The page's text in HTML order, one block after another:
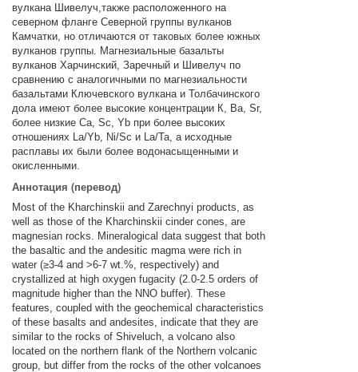
вулкана Шивелуч,также расположенного на
северном фланге Северной группы вулканов
Камчатки, но отличаются от таковых более южных
вулканов группы. Магнезиальные базальты
вулканов Харчинский, Заречный и Шивелуч по
сравнению с аналогичными по магнезиальности
базальтами Ключевского вулкана и Толбачинского
дола имеют более высокие концентрации К, Ва, Sr,
более низкие Са, Sc, Yb при более высоких
отношениях La/Yb, Ni/Sc и La/Та, а исходные
расплавы их были более водонасыщенными и
окисленными.
Аннотация (перевод)
Most of the Kharchinskii and Zarechnyi products, as
well as those of the Kharchinskii cinder cones, are
magnesian rocks. Mineralogical data suggest that both
the basaltic and the andesitic magma were rich in
water (≥3-4 and >6-7 wt.%, respectively) and
crystallized at high oxygen fugacity (2.0-2.5 orders of
magnitude higher than the NNO buffer). These
features, coupled with the geochemical characteristics
of these basalts and andesites, indicate that they are
similar to the rocks of Shiveluch, a volcano also
located on the northern flank of the Northern volcanic
group, but differ from the rocks of the other volcanoes